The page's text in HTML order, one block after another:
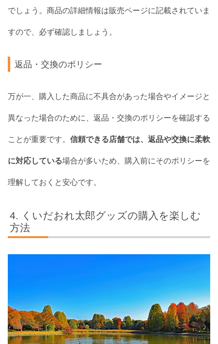
でしょう。商品の詳細情報は販売ページに記載されていま
すので、必ず確認しましょう。
返品・交換のポリシー
万が一、購入した商品に不具合があった場合やイメージと
異なった場合のために、返品・交換のポリシーを確認する
ことが重要です。 信頼できる店舗では、返品や交換に柔軟
に対応している場合が多いため、購入前にそのポリシーを
理解しておくと安心です。
くいだおれ太郎グッズの購入を楽しむ
方法